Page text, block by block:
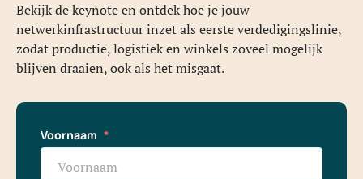
Bekijk de keynote en ontdek hoe je jouw
netwerkinfrastructuur inzet als eerste verdedigingslinie,
zodat productie, logistiek en winkels zoveel mogelijk
blijven draaien, ook als het misgaat.
Voornaam *